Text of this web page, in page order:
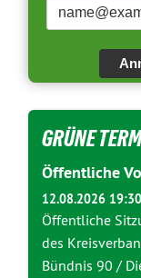
GRÜNE
Öffentliche
12.08.2026 19:30
Öffentliche
des
Bündnis 90 /